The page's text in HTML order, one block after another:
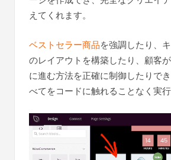
えてくれます。
ベストセラー商品を強調したり、
のレイアウトを構築したり、顧客
に進む方法を正確に制御したりで
べてをコードに触れることなく実行